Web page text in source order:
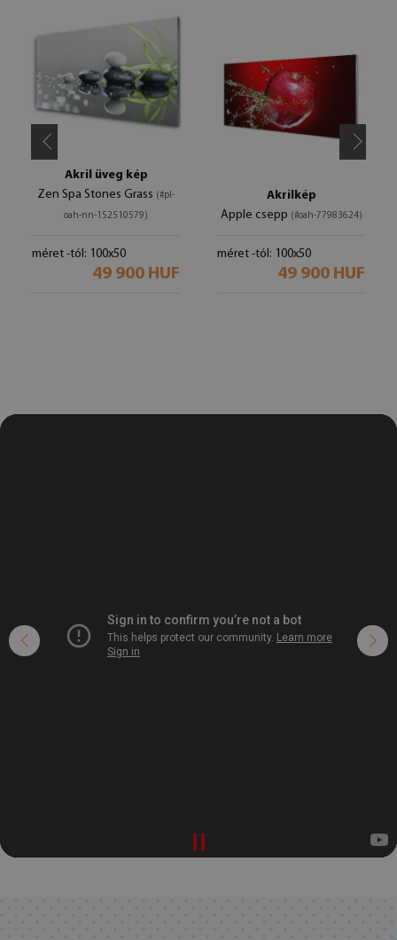
Akril üveg kép
Zen Spa Stones Grass (#pl-
oah-nn-152510579)
méret -tól: 100x50
49 900 HUF
Akrilkép
Apple csepp (#oah-77983624)
méret -tól: 100x50
49 900 HUF